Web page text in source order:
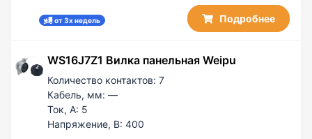
от 3х недель Подробнее
WS16J7Z1 Вилка панельная Weipu
Количество контактов: 7
Кабель, мм: —
Ток, А: 5
Напряжение, В: 400